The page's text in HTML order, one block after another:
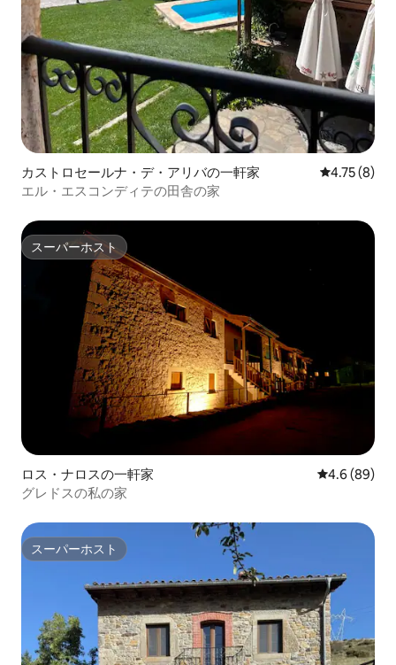
カストロセールナ・デ・アリバの一軒家 レビュー8
4.75 (8)
エル・エスコンディテの田舎の家
スーパーホスト
スーパーホスト
ロス・ナロスの一軒家 レビュー89
4.6 (89)
グレドスの私の家
スーパーホスト
スーパーホスト